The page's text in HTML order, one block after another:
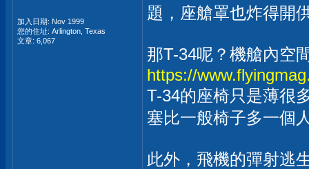
加入日期: Nov 1999
您的住址: Arlington, Texas
文章: 6,067
題，座艙罩也炸得開
那T-34呢？機艙內空
https://
T-34的座椅只是薄很
塞比一般椅子多一個
此外，飛機的彈射逃